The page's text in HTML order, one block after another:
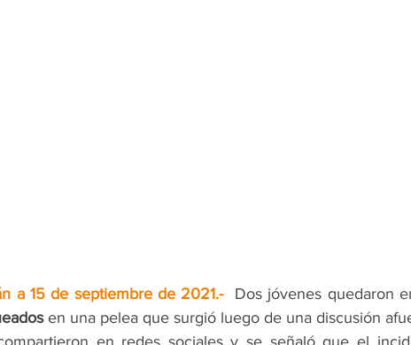
a 15 de septiembre de 2021.-
Dos jóvenes quedaron
en una pelea que surgió luego de una discusión